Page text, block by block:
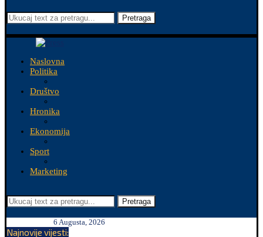
Pretraga
Naslovna
Politika
Društvo
Hronika
Ekonomija
Sport
Marketing
Pretraga
6 Augusta, 2026
Najnovije vijesti: